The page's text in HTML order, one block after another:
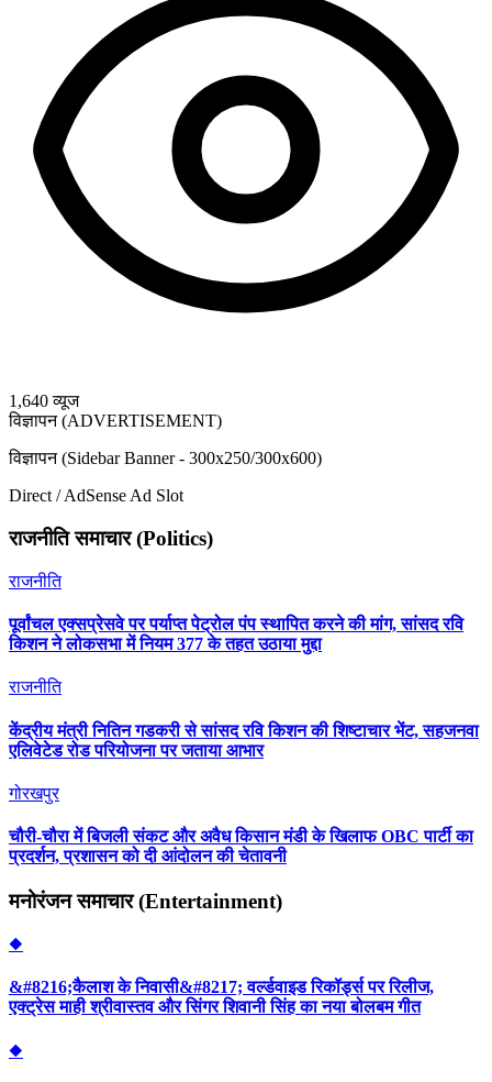
1,640व्यूज
विज्ञापन (ADVERTISEMENT)
विज्ञापन (Sidebar Banner - 300x250/300x600)
Direct / AdSense Ad Slot
राजनीति समाचार (Politics)
राजनीति
पूर्वांचल एक्सप्रेसवे पर पर्याप्त पेट्रोल पंप स्थापित करने की मांग, सांसद रवि
किशन ने लोकसभा में नियम 377 के तहत उठाया मुद्दा
राजनीति
केंद्रीय मंत्री नितिन गडकरी से सांसद रवि किशन की शिष्टाचार भेंट, सहजनवा
एलिवेटेड रोड परियोजना पर जताया आभार
गोरखपुर
चौरी-चौरा में बिजली संकट और अवैध किसान मंडी के खिलाफ OBC पार्टी का
प्रदर्शन, प्रशासन को दी आंदोलन की चेतावनी
मनोरंजन समाचार (Entertainment)
◆
&#8216;कैलाश के निवासी&#8217; वर्ल्डवाइड रिकॉर्ड्स पर रिलीज,
एक्ट्रेस माही श्रीवास्तव और सिंगर शिवानी सिंह का नया बोलबम गीत
◆